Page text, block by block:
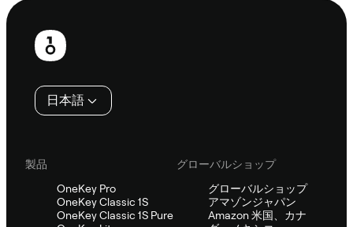
フ
日本語
製品
OneKey Pro
OneKey Classic 1S
OneKey Classic 1S Pure
グローバルショップ
グローバルショップ
アマゾンジャパン
Amazon 米国、カナ